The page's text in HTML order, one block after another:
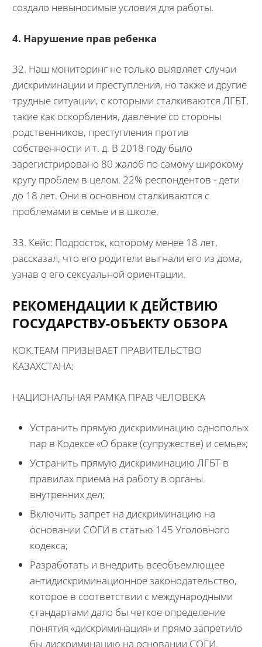
создало невыносимые условия для работы.
4. Нарушение прав ребенка
32. Наш мониторинг не только выявляет случаи
дискриминации и преступления, но также и другие
трудные ситуации, с которыми сталкиваются ЛГБТ,
такие как оскорбления, давление со стороны
родственников, преступления против
собственности и т. д. В 2018 году было
зарегистрировано 80 жалоб по самому широкому
кругу проблем в целом. 22% респондентов - дети
до 18 лет. Они в основном сталкиваются с
проблемами в семье и в школе.
33. Кейс: Подросток, которому менее 18 лет,
рассказал, что его родители выгнали его из дома,
узнав о его сексуальной ориентации.
РЕКОМЕНДАЦИИ К ДЕЙСТВИЮ
ГОСУДАРСТВУ-ОБЪЕКТУ ОБЗОРА
KOK.TEAM ПРИЗЫВАЕТ ПРАВИТЕЛЬСТВО
КАЗАХСТАНА:
НАЦИОНАЛЬНАЯ РАМКА ПРАВ ЧЕЛОВЕКА
Устранить прямую дискриминацию однополых
пар в Кодексе «О браке (супружестве) и семье»;
Устранить прямую дискриминацию ЛГБТ в
правилах приема на работу в органы
внутренних дел;
Включить запрет на дискриминацию на
основании СОГИ в статью 145 Уголовного
кодекса;
Разработать и внедрить всеобъемлющее
антидискриминационное законодательство,
которое в соответствии с международными
стандартами дало бы четкое определение
понятия «дискриминация» и прямо запретило
бы дискриминацию на основании СОГИ.